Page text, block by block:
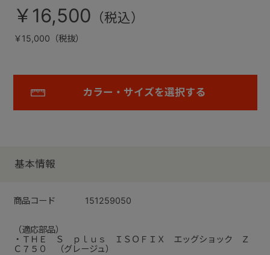
￥16,500
￥15,000（税抜）
カラー・サイズを選択する
基本情報
商品コード 151259050
（適応部品）
・ＴＨＥ Ｓ ｐｌｕｓ ＩＳＯＦＩＸ エッグショック Ｚ
Ｃ７５０ （グレージュ）